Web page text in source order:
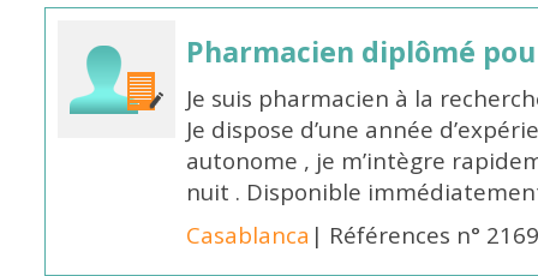
Pharmacien diplômé
Je suis pharmacien à la
Je dispose d’une année
autonome , je m’intègre
nuit . Disponible
Casablanca | Références n°